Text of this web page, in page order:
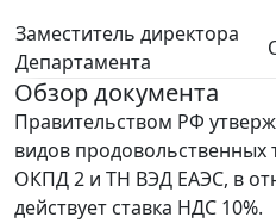
Заместитель директора
Департамента
Обзор документа
Правительством РФ
видов продовольственных
ОКПД 2 и ТН ВЭД ЕАЭС, в
действует ставка НДС 10%.